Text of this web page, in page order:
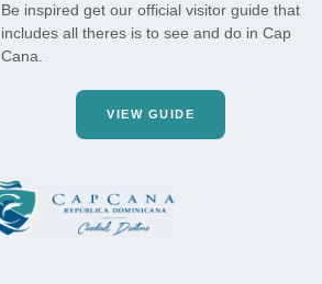
Be inspired get our official visitor guide that
includes all theres is to see and do in Cap
Cana.
VIEW GUIDE